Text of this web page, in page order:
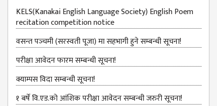
EXAMINATION
MANAGEMENT
COMMITTEE
LIBRARY
MANAGEMENT
COMMITTEE
COMPUTER
MANAGEMENT
KELS(Kanakai English Language Society) English Poem
recitation competition notice
वसन्त पञ्‍चमी (सरस्वती पूजा) मा सहभागी हुने सम्बन्धी सूचना!
परीक्षा आवेदन फारम सम्बन्धी सूचना!
क्याम्पस विदा सम्बन्धी सूचना!
१ बर्षे वि.एड.को आंशिक परीक्षा आवेदन सम्बन्धी जरुरी सूचना!